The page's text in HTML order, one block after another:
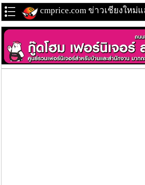
cmprice.com ข่าวเชียงใหม่